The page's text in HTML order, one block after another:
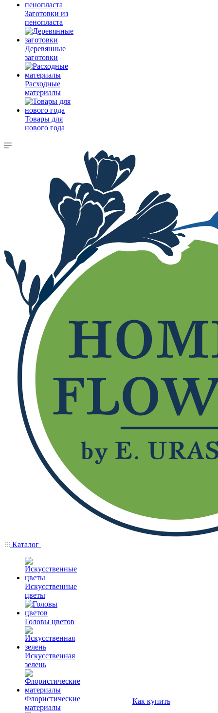
Заготовки из
пенопласта
Деревянные
заготовки
Расходные
материалы
Товары для
нового года
Каталог
Искусственные
цветы
Головы цветов
Искусственная
зелень
Флористические
материалы
Как купить